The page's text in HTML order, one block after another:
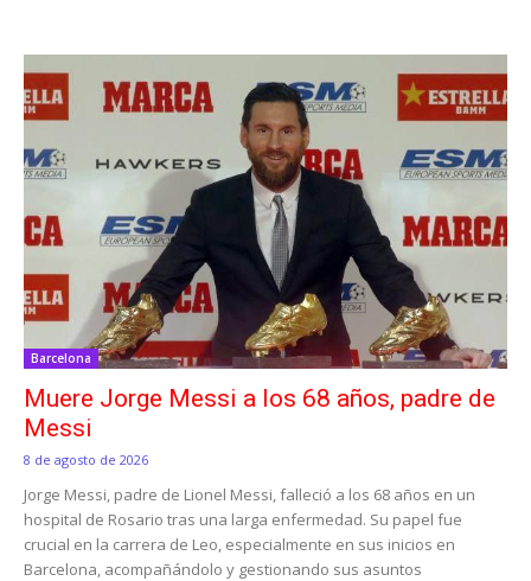
Barcelona
Muere Jorge Messi a los 68 años, padre de
Messi
8 de agosto de 2026
Jorge Messi, padre de Lionel Messi, falleció a los 68 años en un
hospital de Rosario tras una larga enfermedad. Su papel fue
crucial en la carrera de Leo, especialmente en sus inicios en
Barcelona, acompañándolo y gestionando sus asuntos